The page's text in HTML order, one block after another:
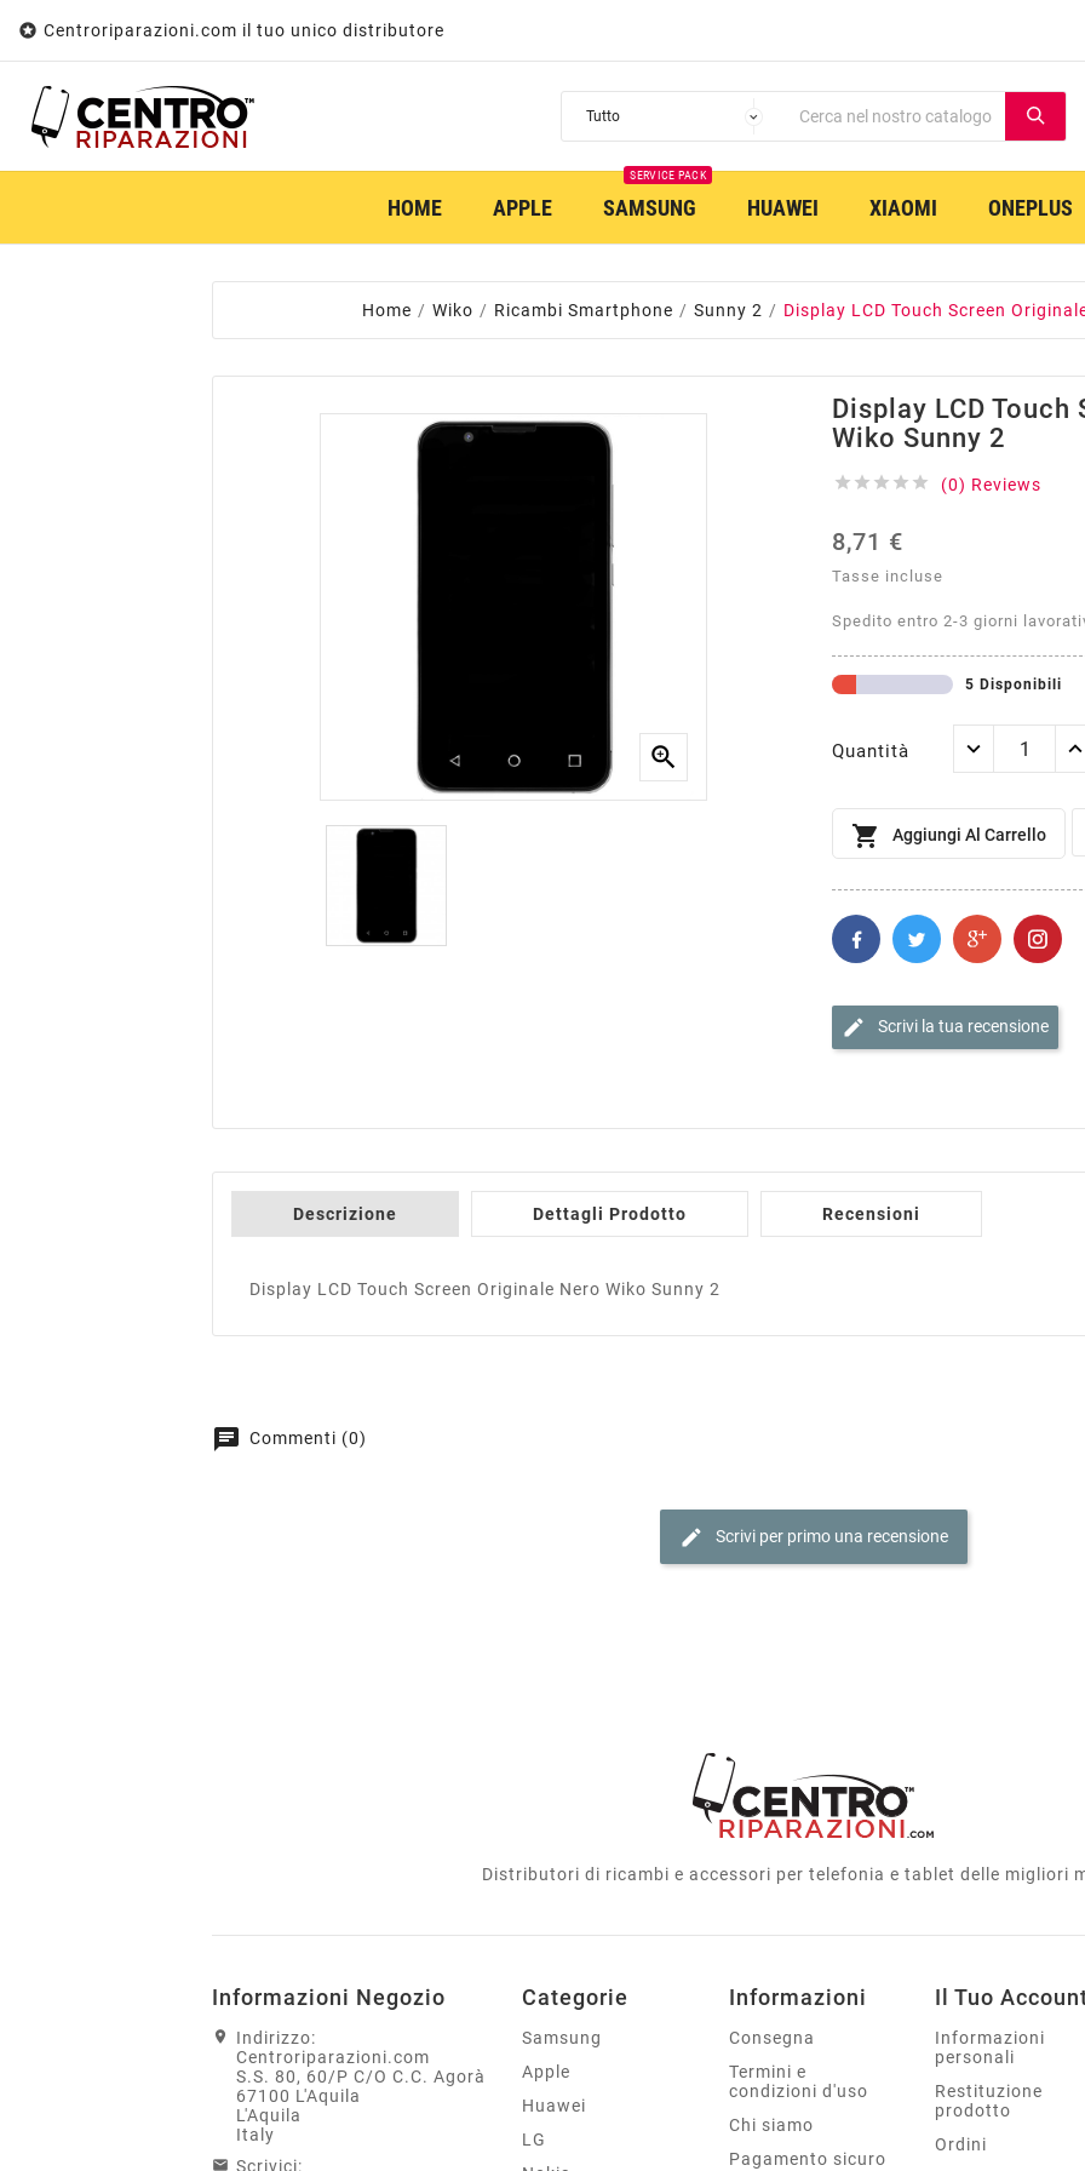
 Centroriparazioni.com il tuo unico distributore
HOME APPLE SAMSUNG
SERVICE PACK
HUAWEI XIAOMI ONEPLUS
Home Wiko Ricambi Smartphone Sunny 2 Display LCD Touch Screen

Display LCD
Wiko Sunny 2
     (0) Reviews
8,71 €
Tasse incluse
Spedito entro 2-3 giorni
5 Disponibili
Quantità
 Aggiungi Al Carrello
edit Scrivi la tua recensione
Descrizione Dettagli Prodotto Recensioni
Display LCD Touch Screen Originale Nero Wiko Sunny 2
chat Commenti (0)
edit Scrivi per primo una recensione
Distributori di ricambi e accessori per telefonia e tablet delle migliori
Informazioni Negozio
Indirizzo:
Centroriparazioni.com
S.S. 80, 60/P C/O C.C. Agorà
67100 L'Aquila
L'Aquila
Italy
Scrivici:
Categorie
Samsung
Apple
Huawei
LG
Informazioni
Consegna
Termini e
condizioni d'uso
Chi siamo
Pagamento sicuro
Il Tuo
Informazioni
personali
Restituzione
prodotto
Ordini